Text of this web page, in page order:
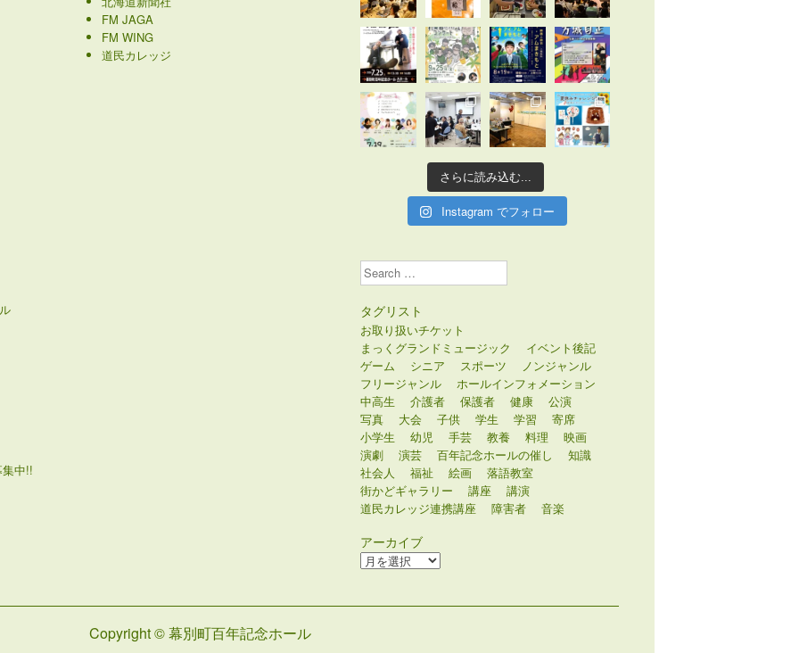
中!!
FM JAGA
FM WING
道民カレッジ
さらに読み込む...
Instagram でフォロー
Search
タグリスト
お取り扱いチケット
まっくグランドミュージック
イベント後記
ゲーム
シニア スポーツ
ノンジャンル
フリージャンル
ホールインフォメーション
中高生
介護者 保護者 健康
公演
写真
大会 子供 学生 学習
寄席
小学生
幼児 手芸 教養 料理
映画
演劇
演芸 百年記念ホールの催し
知識
社会人
福祉 絵画
落語教室
街かどギャラリー
講座
講演
道民カレッジ連携講座
障害者 音楽
アーカイブ
ア
Copyright © 幕別町百年記念ホール